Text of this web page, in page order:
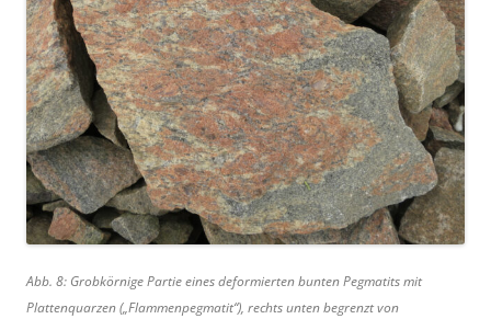
Abb. 8: Grobkörnige Partie eines deformierten bunten Pegmatits mit
Plattenquarzen („Flammenpegmatit“), rechts unten begrenzt von